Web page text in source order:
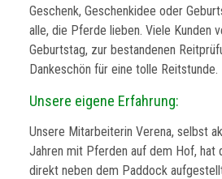
Geschenk, Geschenkidee oder
alle, die Pferde lieben. Viele Kunden
Geburtstag, zur bestandenen
Dankeschön für eine tolle Reitstunde.
Unsere eigene Erfahrung:
Unsere Mitarbeiterin Verena, selbst
Jahren mit Pferden auf dem Hof, hat
direkt neben dem Paddock